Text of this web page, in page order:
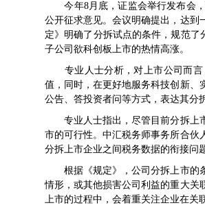
今年8月底，证监会举行发布会，
公开征求意见。会议明确提出，达到
定》明确了分拆试点的条件，规范
子公司欲科创板上市的热情高涨。
专业人士分析，对上市公司而言
值，同时，在更好地服务科技创新、
公告、答投资者问等方式，表达其分
专业人士指出，尽管目前分拆上市
市的可行性。中汇税务师事务所合伙
分拆上市企业之间税务数据的衔接问
根据《规定》，公司分拆上市的条
情形，或其他损害公司利益的重大关
上市的过程中，会着重关注企业在关